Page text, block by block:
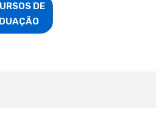
DE
PÓS-GRADUAÇÃO